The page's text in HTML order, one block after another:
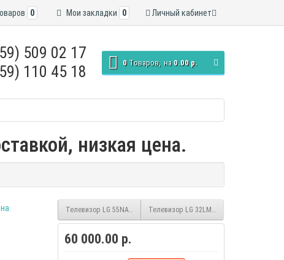
Личный кабинет
Мои закладки 0
0
509 02 17
110 45 18
0 Tоваров, на 0.00 р.
низкая цена.
Телевизор LG 55NANO776PAТелевизор LG 32LM637BPLB smart HD
60 000.00 р.